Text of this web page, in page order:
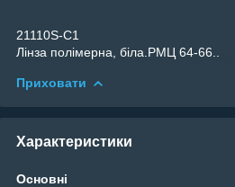
21110S-C1
Лінза полімерна, біла.РМЦ 64-66..
Приховати
Характеристики
Основні